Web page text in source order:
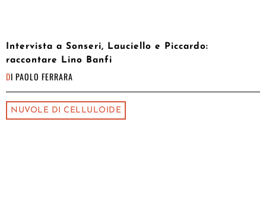
Intervista a Sonseri, Lauciello e Piccardo:
raccontare Lino Banfi
DI PAOLO FERRARA
NUVOLE DI CELLULOIDE